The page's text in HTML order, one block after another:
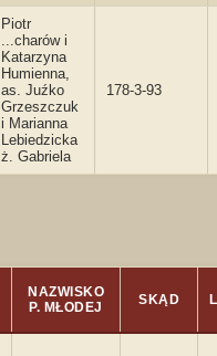
Piotr
...charów i
Katarzyna
Humienna,
as. Juźko
Grzeszczuk
i Marianna
Lebiedzicka
ż. Gabriela
178-3-93
NAZWISKO
P. MŁODEJ
SKĄD